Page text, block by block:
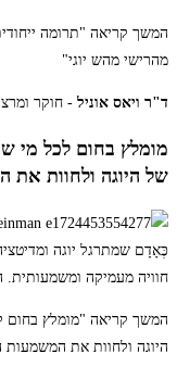
המשך קריאה"תרומה
מהרישי מהש יוגי"
ד"ר ויאס אוניל- חוקר
מומלץ בחום לכל מי
של היוגה ולחוות את
כְּאָדָם שמתרגל יוגה
חוויה מעמיקה ומשמעותית.
המשך קריאה"מומלץ בחום
היוגה ולחוות את